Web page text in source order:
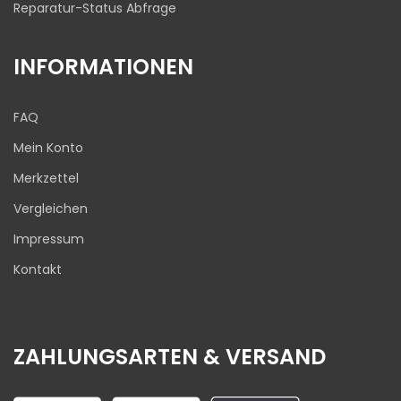
Reparatur-Status Abfrage
INFORMATIONEN
FAQ
Mein Konto
Merkzettel
Vergleichen
Impressum
Kontakt
ZAHLUNGSARTEN & VERSAND